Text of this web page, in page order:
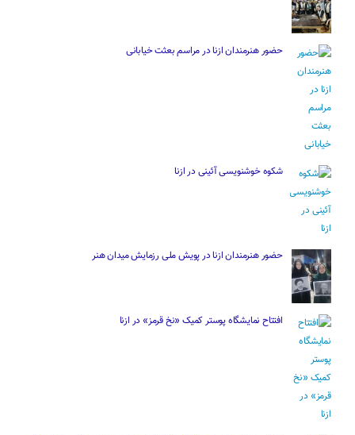
حضور هنرمندان ازنا در مراسم بعثت خیابانی
شکوه خوشنویسی آئینی در ازنا
حضور هنرمندان ازنا در پویش ملی رزمایش میدان هنر
افتتاح نمایشگاه پوستر کمیک «نخ قرمز» در ازنا